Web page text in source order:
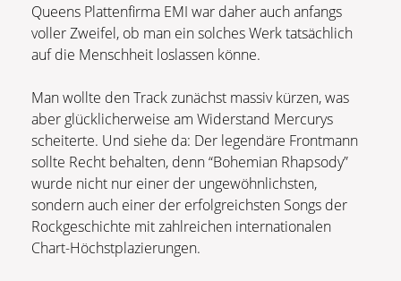
Queens Plattenfirma EMI war daher auch anfangs
voller Zweifel, ob man ein solches Werk tatsächlich
auf die Menschheit loslassen könne.
Man wollte den Track zunächst massiv kürzen, was
aber glücklicherweise am Widerstand Mercurys
scheiterte. Und siehe da: Der legendäre Frontmann
sollte Recht behalten, denn “Bohemian Rhapsody”
wurde nicht nur einer der ungewöhnlichsten,
sondern auch einer der erfolgreichsten Songs der
Rockgeschichte mit zahlreichen internationalen
Chart-Höchstplazierungen.